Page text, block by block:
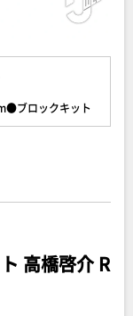
ブロックキット
高橋啓介 R